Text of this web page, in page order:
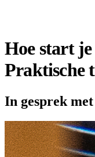
Hoe start
Praktische
In gesprek